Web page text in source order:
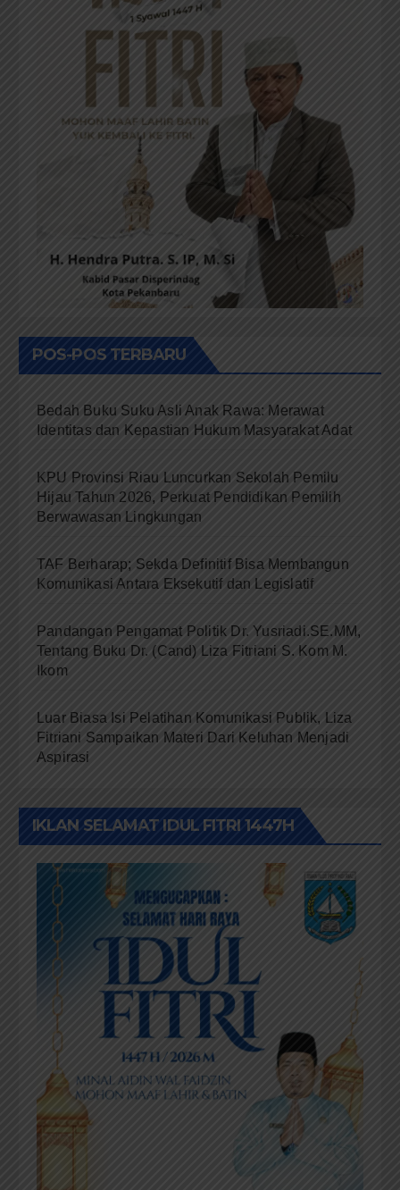
POS-POS TERBARU
Bedah Buku Suku Asli Anak Rawa: Merawat
Identitas dan Kepastian Hukum Masyarakat Adat
KPU Provinsi Riau Luncurkan Sekolah Pemilu
Hijau Tahun 2026, Perkuat Pendidikan Pemilih
Berwawasan Lingkungan
TAF Berharap; Sekda Definitif Bisa Membangun
Komunikasi Antara Eksekutif dan Legislatif
Pandangan Pengamat Politik Dr. Yusriadi.SE.MM,
Tentang Buku Dr. (Cand) Liza Fitriani S. Kom M.
Ikom
Luar Biasa Isi Pelatihan Komunikasi Publik, Liza
Fitriani Sampaikan Materi Dari Keluhan Menjadi
Aspirasi
IKLAN SELAMAT IDUL FITRI 1447H